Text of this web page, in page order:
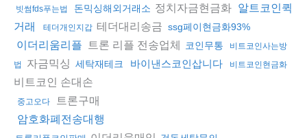
빗썸fds푸는법 돈믹싱해외거래소 정치자금현금화 알트코인퀵
거래
테더개인지갑 테더대리송금 ssg페이현금화93%
이더리움리플 트론 리플 전송업체 코인무통
비트코인사는방
법
자금믹싱 세탁재테크 바이낸스코인삽니다 비트코인현금화
비트코인 손대손
중고오다 트론구매
암호화폐전송대행